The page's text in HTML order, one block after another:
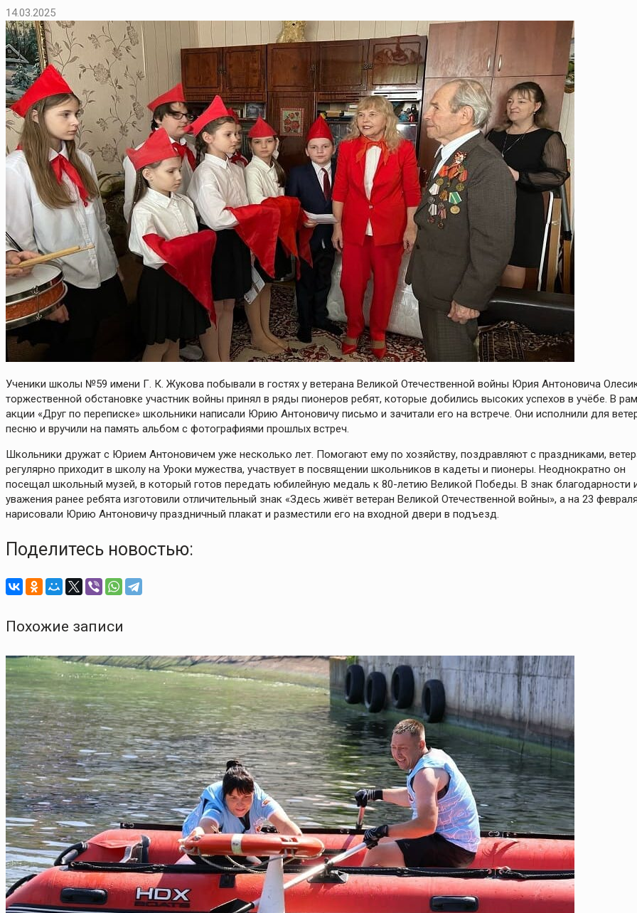
14.03.2025
Ученики школы №59 имени Г. К. Жукова побывали в гостях у ветерана Великой Отечественной войны Юрия Антоновича
торжественной обстановке участник войны принял в ряды пионеров ребят, которые добились высоких успехов в учёбе. В
акции «Друг по переписке» школьники написали Юрию Антоновичу письмо и зачитали его на встрече. Они исполнили для
песню и вручили на память альбом с фотографиями прошлых встреч.
Школьники дружат с Юрием Антоновичем уже несколько лет. Помогают ему по хозяйству, поздравляют с праздниками,
регулярно приходит в школу на Уроки мужества, участвует в посвящении школьников в кадеты и пионеры. Неоднократно он
посещал школьный музей, в который готов передать юбилейную медаль к 80-летию Великой Победы. В знак благодарности
уважения ранее ребята изготовили отличительный знак «Здесь живёт ветеран Великой Отечественной войны», а на 23
нарисовали Юрию Антоновичу праздничный плакат и разместили его на входной двери в подъезд.
Поделитесь новостью:
Похожие записи